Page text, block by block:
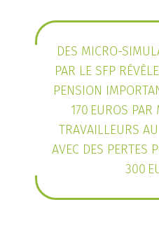
DES MICRO-
PAR LE SFP
PENSION
170 EUROS
TRAVAILLEURS
AVEC DES PERTES
300